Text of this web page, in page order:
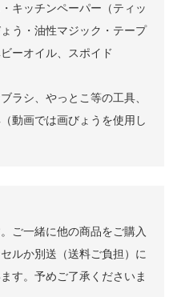
キッチンペーパー（ティッ
う・油性マジック・テープ
ーオイル、スポイド
ラシ、やっとこ等の工具、
動画では画びょうを使用し
ご一緒に他の商品をご購入
ルか別送（送料ご負担）に
す。予めご了承くださいま